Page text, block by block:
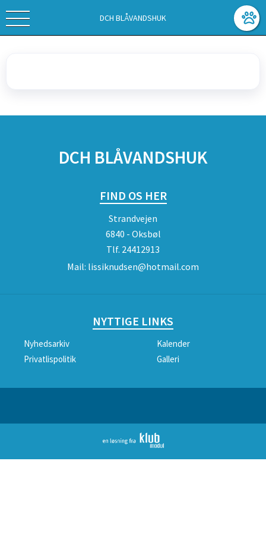
DCH BLÅVANDSHUK
DCH BLÅVANDSHUK
FIND OS HER
Strandvejen
6840 - Oksbøl
Tlf. 24412913
Mail: lissiknudsen@hotmail.com
NYTTIGE LINKS
Nyhedsarkiv
Kalender
Privatlispolitik
Galleri